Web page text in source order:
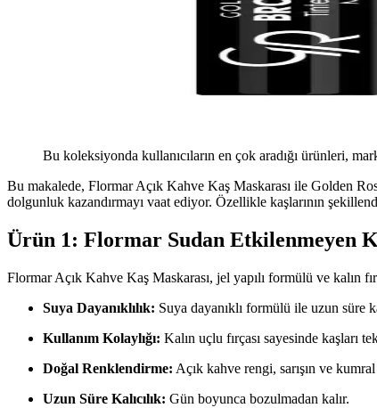
Bu koleksiyonda kullanıcıların en çok aradığı ürünleri,
Bu makalede, Flormar Açık Kahve Kaş Maskarası ile Golden
dolgunluk kazandırmayı vaat ediyor. Özellikle kaşlarının
Ürün 1: Flormar Sudan Etkilenmeyen
Flormar Açık Kahve Kaş Maskarası, jel yapılı formülü ve
Suya Dayanıklılık: Suya dayanıklı formülü ile uzun süre
Kullanım Kolaylığı: Kalın uçlu fırçası sayesinde kaşları
Doğal Renklendirme: Açık kahve rengi, sarışın ve
Uzun Süre Kalıcılık: Gün boyunca bozulmadan kalır.